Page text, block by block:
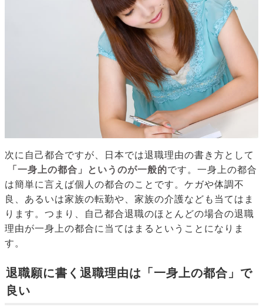
次に自己都合ですが、日本では退職理由の書き方として
「一身上の都合」というのが一般的です。一身上の都合
は簡単に言えば個人の都合のことです。ケガや体調不
良、あるいは家族の転勤や、家族の介護なども当てはま
ります。つまり、自己都合退職のほとんどの場合の退職
理由が一身上の都合に当てはまるということになりま
す。
退職願に書く退職理由は「一身上の都合」で
良い